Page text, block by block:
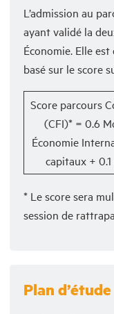
L’admission au
ayant validé la
Économie. Elle
basé sur le score
Score parcours
(CFI)* = 0.6
Économie
capitaux +
* Le score sera
session de
Plan d’étude